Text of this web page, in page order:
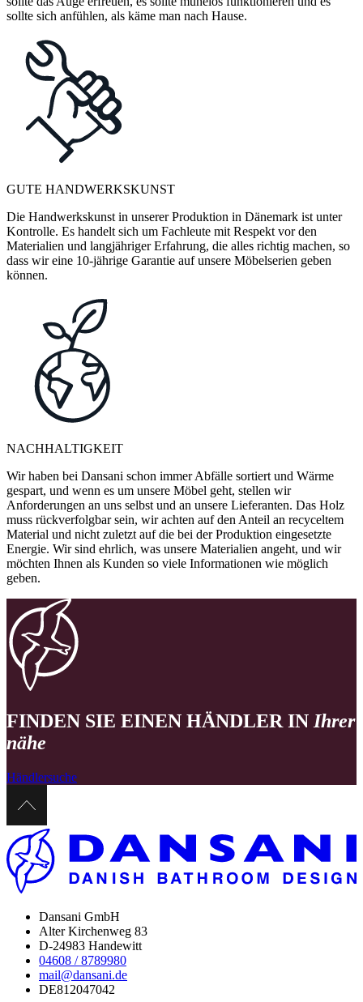
sollte sich anfühlen, als käme man nach Hause.
GUTE HANDWERKSKUNST
Die Handwerkskunst in unserer Produktion in Dänemark ist unter
Kontrolle. Es handelt sich um Fachleute mit Respekt vor den
Materialien und langjähriger Erfahrung, die alles richtig machen, so
dass wir eine 10-jährige Garantie auf unsere Möbelserien geben
können.
NACHHALTIGKEIT
Wir haben bei Dansani schon immer Abfälle sortiert und Wärme
gespart, und wenn es um unsere Möbel geht, stellen wir
Anforderungen an uns selbst und an unsere Lieferanten. Das Holz
muss rückverfolgbar sein, wir achten auf den Anteil an recyceltem
Material und nicht zuletzt auf die bei der Produktion eingesetzte
Energie. Wir sind ehrlich, was unsere Materialien angeht, und wir
möchten Ihnen als Kunden so viele Informationen wie möglich
geben.
FINDEN SIE EINEN HÄNDLER IN Ihrer
nähe
Händlersuche
Dansani GmbH
Alter Kirchenweg 83
D-24983 Handewitt
04608 / 8789980
mail@dansani.de
DE812047042